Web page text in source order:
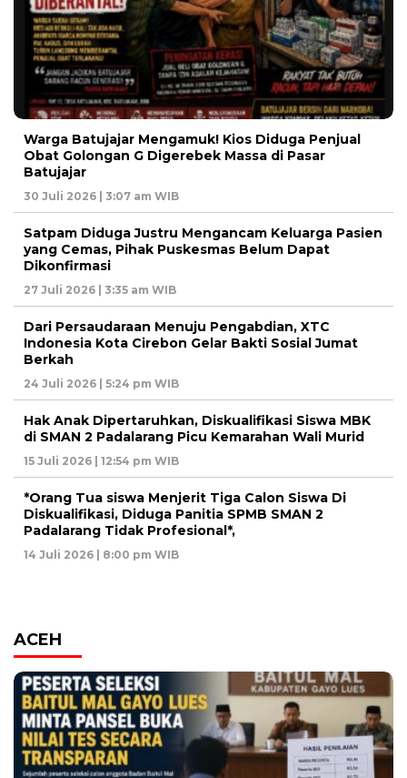
Warga Batujajar Mengamuk! Kios Diduga Penjual
Obat Golongan G Digerebek Massa di Pasar
Batujajar
30 Juli 2026 | 3:07 am WIB
Satpam Diduga Justru Mengancam Keluarga Pasien
yang Cemas, Pihak Puskesmas Belum Dapat
Dikonfirmasi
27 Juli 2026 | 3:35 am WIB
Dari Persaudaraan Menuju Pengabdian, XTC
Indonesia Kota Cirebon Gelar Bakti Sosial Jumat
Berkah
24 Juli 2026 | 5:24 pm WIB
Hak Anak Dipertaruhkan, Diskualifikasi Siswa MBK
di SMAN 2 Padalarang Picu Kemarahan Wali Murid
15 Juli 2026 | 12:54 pm WIB
*Orang Tua siswa Menjerit Tiga Calon Siswa Di
Diskualifikasi, Diduga Panitia SPMB SMAN 2
Padalarang Tidak Profesional*,
14 Juli 2026 | 8:00 pm WIB
ACEH